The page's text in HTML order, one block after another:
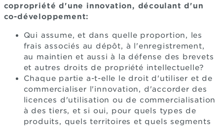
copropriété d'une innovation, découlant d'un
co-développement:
Qui assume, et dans quelle proportion, les
frais associés au dépôt, à l'enregistrement,
au maintien et aussi à la défense des brevets
et autres droits de propriété intellectuelle?
Chaque partie a-t-elle le droit d'utiliser et de
commercialiser l'innovation, d'accorder des
licences d'utilisation ou de commercialisation
à des tiers, et si oui, pour quels types de
produits, quels territoires et quels segments